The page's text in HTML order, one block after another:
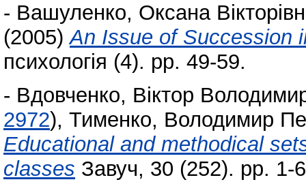
- Вашуленко, Оксана
(2005)An Issue of Succession
психологія (4). pp. 49-59.
- Вдовченко, Віктор
2972), Тименко, Володимир
Educational and methodical
classes Завуч, 30 (252). pp. 1-